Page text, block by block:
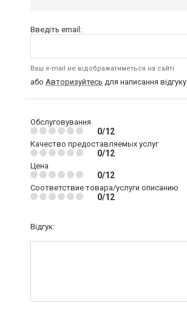
Введіть email:
Ваш e-mail не відображатиметься на сайті
або Авторизуйтесь для написання відгуку
Обслуговування
0/12
Качество предоставляемых услуг
0/12
Цена
0/12
Соответствие товара/услуги описанию
0/12
Відгук: